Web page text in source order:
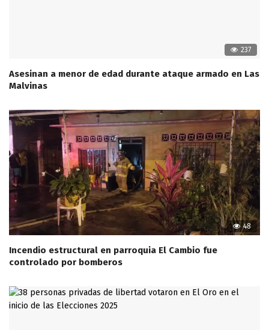
237
Asesinan a menor de edad durante ataque armado en Las
Malvinas
48
Incendio estructural en parroquia El Cambio fue
controlado por bomberos